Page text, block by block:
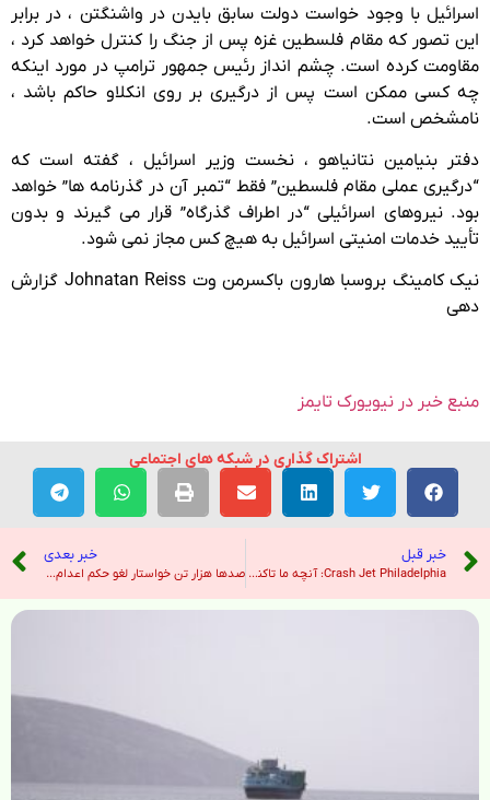
اسرائیل با وجود خواست دولت سابق بایدن در واشنگتن ، در برابر
این تصور که مقام فلسطین غزه پس از جنگ را کنترل خواهد کرد ،
مقاومت کرده است. چشم انداز رئیس جمهور ترامپ در مورد اینکه
چه کسی ممکن است پس از درگیری بر روی انکلاو حاکم باشد ،
نامشخص است.
دفتر بنیامین نتانیاهو ، نخست وزیر اسرائیل ، گفته است که
“درگیری عملی مقام فلسطین” فقط “تمبر آن در گذرنامه ها” خواهد
بود. نیروهای اسرائیلی “در اطراف گذرگاه” قرار می گیرند و بدون
تأیید خدمات امنیتی اسرائیل به هیچ کس مجاز نمی شود.
نیک کامینگ بروسباهارون باکسرمن وت Johnatan Reiss گزارش
دهی
منبع خبر در نیویورک تایمز
اشتراک گذاری در شبکه های اجتماعی
خبر قبل
Crash Jet Philadelphia: آنچه ما تاکنون در مورد حادثه غم انگیز می دانیم – هندوستان امروز
خبر بعدی
صدها هزار تن خواستار لغو حکم اعدام شدند – صدای آمریکا